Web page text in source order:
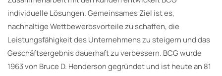
individuelle Lösungen. Gemeinsames Ziel ist es,
nachhaltige Wettbewerbsvorteile zu schaffen, die
Leistungsfähigkeit des Unternehmens zu steigern und das
Geschäftsergebnis dauerhaft zu verbessern. BCG wurde
1963 von Bruce D. Henderson gegründet und ist heute an 81